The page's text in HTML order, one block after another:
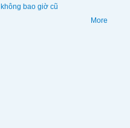
không bao giờ cũ
More